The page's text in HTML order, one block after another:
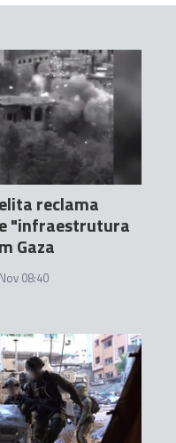
reclama
"infraestrutura
Gaza
08:40